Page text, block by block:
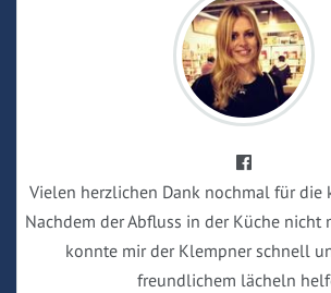
Vielen herzlichen Dank nochmal für die
Nachdem der Abfluss in der Küche
konnte mir der Klempner schnell
freundlichem lächeln